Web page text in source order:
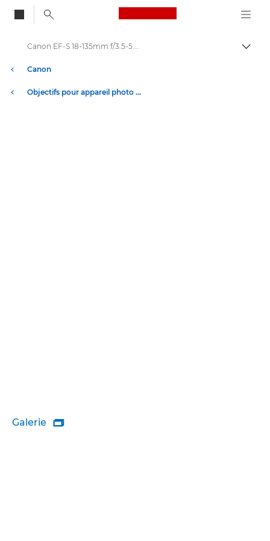
Canon Logo, back
Canon
Objectifs pour appareil photo Canon
Canon EF-S 18-135mm f/3.5-5.6 IS USM - Objectifs - Objectifs photo
Galerie 